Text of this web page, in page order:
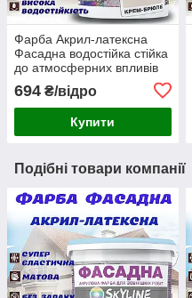
Фарба Акрил-латексна
Фасадна водостійка стійка
до атмосферних впливів
емаль Крем-брюле Skyline
3 л
694 ₴/відро
Купити
Подібні товари компанії